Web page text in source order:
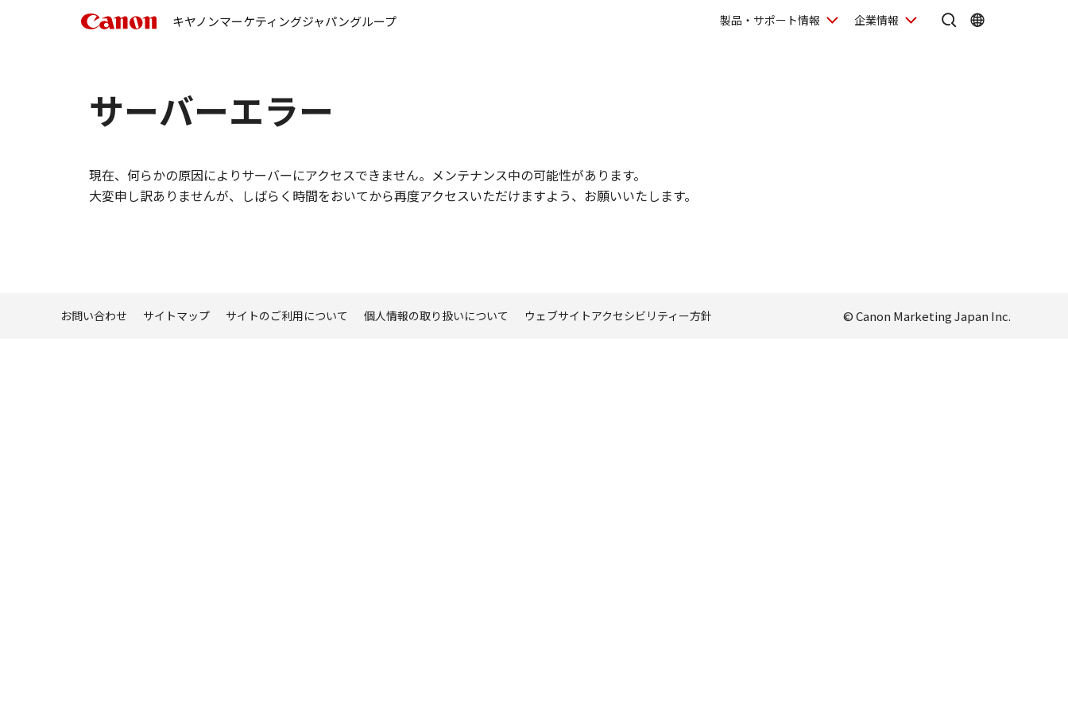
キヤノンマーケティングジャパングループ 製品・サポート情報 企業情報
サーバーエラー
現在、何らかの原因によりサーバーにアクセスできません。メンテナンス中の可能性があります。
大変申し訳ありませんが、しばらく時間をおいてから再度アクセスいただけますよう、お願いいたします。
お問い合わせ サイトマップ サイトのご利用について 個人情報の取り扱いについて ウェブサイトアクセシビリティー方針 © Canon Marketing Japan Inc.